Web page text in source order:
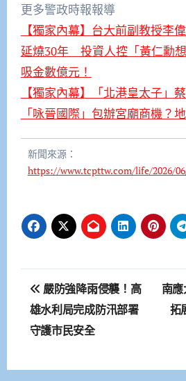
更多警政時報報導
【獨家內幕】台大前副教授李
延燒30年 投資人控「黃仁勳
吸金數億元！
【獨家內幕】「北港皇太子」
「咏晉國際」包辦宮廟商機？
新聞來源：
https://www.tcpttw.com/life/2026/
文
章
導
覽
嚴防強降雨侵襲！高
雄水利局完成防汛部署
守護市民安全
南
拓